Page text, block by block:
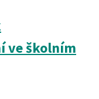
ve školním